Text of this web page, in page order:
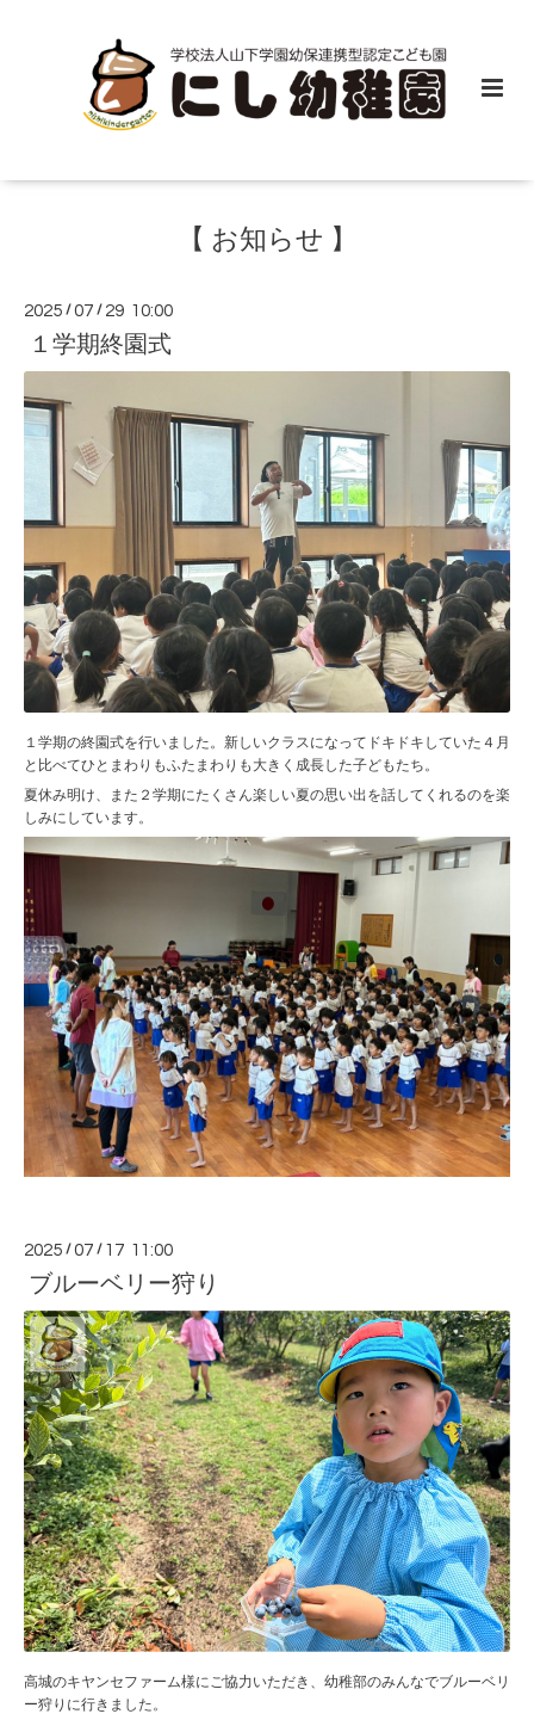
【 お知らせ 】
2025 /07 / 29 10:00
１学期終園式
１学期の終園式を行いました。新しいクラスになってドキドキしていた４月
と比べてひとまわりもふたまわりも大きく成長した子どもたち。
夏休み明け、また２学期にたくさん楽しい夏の思い出を話してくれるのを楽
しみにしています。
2025 /07 / 17 11:00
ブルーベリー狩り
高城のキヤンセファーム様にご協力いただき、幼稚部のみんなでブルーベリ
ー狩りに行きました。